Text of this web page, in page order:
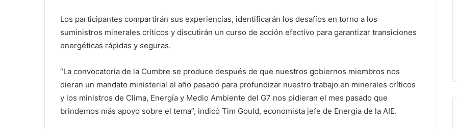
Los participantes compartirán sus experiencias, identificarán los desafíos en torno a los
suministros minerales críticos y discutirán un curso de acción efectivo para garantizar transiciones
energéticas rápidas y seguras.
“La convocatoria de la Cumbre se produce después de que nuestros gobiernos miembros nos
dieran un mandato ministerial el año pasado para profundizar nuestro trabajo en minerales críticos
y los ministros de Clima, Energía y Medio Ambiente del G7 nos pidieran el mes pasado que
brindemos más apoyo sobre el tema”, indicó Tim Gould, economista jefe de Energía de la AIE.